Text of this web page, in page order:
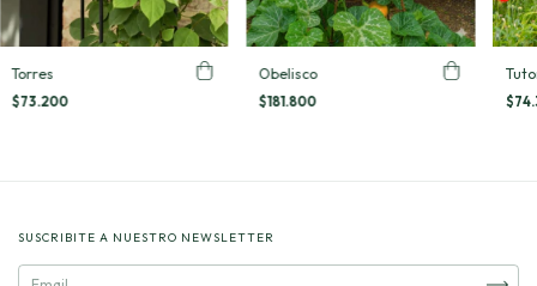
Torres
$73.200
Obelisco
$181.800
SUSCRIBITE A NUESTRO NEWSLETTER